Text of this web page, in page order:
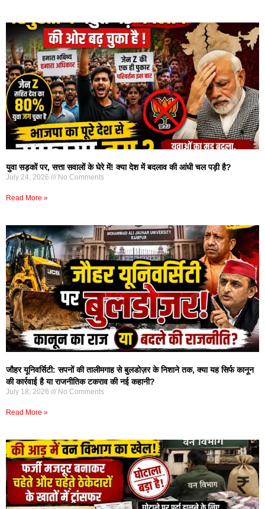
युवा सड़कों पर, सत्ता सवालों के घेरे में! क्या देश में बदलाव की आंधी चल पड़ी है?
July 24, 2026 No Comments
Read More »
जौहर यूनिवर्सिटी: सपनों की तालीमगाह से बुलडोज़र के निशाने तक, क्या यह सिर्फ कानून
की कार्रवाई है या राजनीतिक टकराव की नई कहानी?
July 18, 2026 No Comments
Read More »